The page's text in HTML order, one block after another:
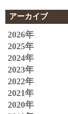
アーカイブ
2026年
2025年
2024年
2023年
2022年
2021年
2020年